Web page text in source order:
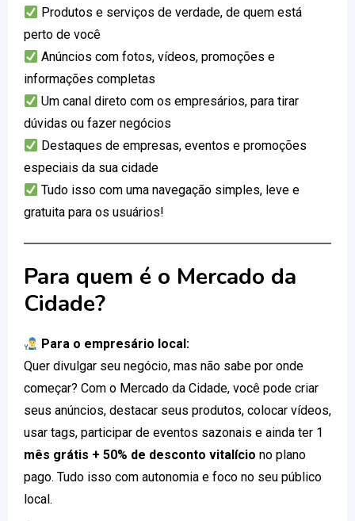
Produtos e serviços de verdade, de quem está
perto de você
Anúncios com fotos, vídeos, promoções e
informações completas
Um canal direto com os empresários, para tirar
dúvidas ou fazer negócios
Destaques de empresas, eventos e promoções
especiais da sua cidade
Tudo isso com uma navegação simples, leve e
gratuita para os usuários!
Para quem é o Mercado da
Cidade?
Para o empresário local:
Quer divulgar seu negócio, mas não sabe por onde
começar? Com o Mercado da Cidade, você pode criar
seus anúncios, destacar seus produtos, colocar vídeos,
usar tags, participar de eventos sazonais e ainda ter 1
mês grátis + 50% de desconto vitalício no plano
pago. Tudo isso com autonomia e foco no seu público
local.